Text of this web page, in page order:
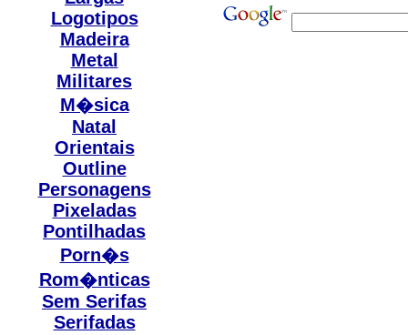
Logotipos
Madeira
Metal
Militares
M�sica
Natal
Orientais
Outline
Personagens
Pixeladas
Pontilhadas
Porn�s
Rom�nticas
Sem Serifas
Serifadas